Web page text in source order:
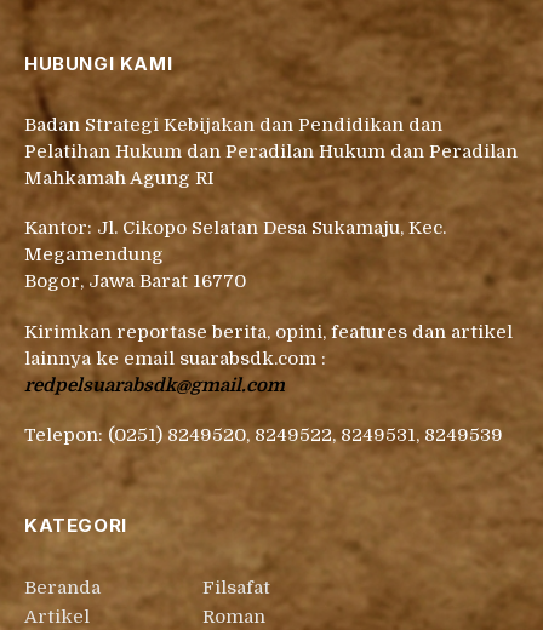
HUBUNGI KAMI
Badan Strategi Kebijakan dan Pendidikan dan
Pelatihan Hukum dan Peradilan Hukum dan Peradilan
Mahkamah Agung RI
Kantor: Jl. Cikopo Selatan Desa Sukamaju, Kec.
Megamendung
Bogor, Jawa Barat 16770
Kirimkan reportase berita, opini, features dan artikel
lainnya ke email suarabsdk.com :
redpelsuarabsdk@gmail.com
Telepon: (0251) 8249520, 8249522, 8249531, 8249539
KATEGORI
Beranda
Artikel
Filsafat
Roman